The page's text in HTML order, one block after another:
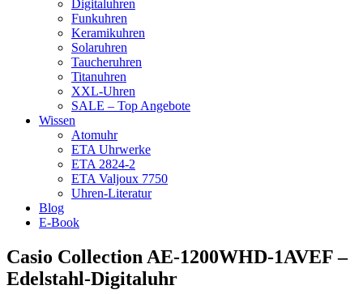
Digitaluhren
Funkuhren
Keramikuhren
Solaruhren
Taucheruhren
Titanuhren
XXL-Uhren
SALE – Top Angebote
Wissen
Atomuhr
ETA Uhrwerke
ETA 2824-2
ETA Valjoux 7750
Uhren-Literatur
Blog
E-Book
Casio Collection AE-1200WHD-1AVEF –
Edelstahl-Digitaluhr